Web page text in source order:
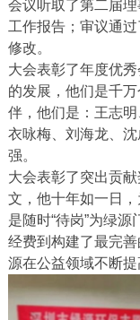
会议听取了第二届
工作报告；审议通
修改。
大会表彰了年度优
的发展，他们是千
伴，他们是：王志明
衣咏梅、刘海龙、
强。
大会表彰了突出贡
文，他十年如一日
是随时“待岗”为绿
经费到构建了最完
源在公益领域不断提